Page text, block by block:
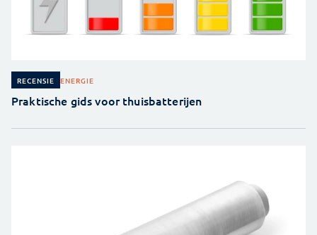
RECENSIE ENERGIE
Praktische gids voor thuisbatterijen